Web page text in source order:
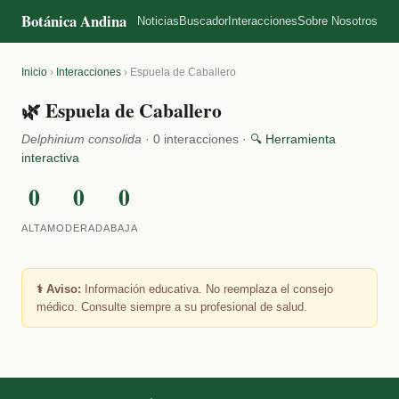
Botánica Andina Noticias Buscador InteraccionesSobre Nosotros
Inicio › Interacciones › Espuela de Caballero
🌿 Espuela de Caballero
Delphinium consolida · 0 interacciones · 🔍 Herramienta
interactiva
0
ALTA
0
MODERADA
0
BAJA
⚕️ Aviso: Información educativa. No reemplaza el consejo
médico. Consulte siempre a su profesional de salud.